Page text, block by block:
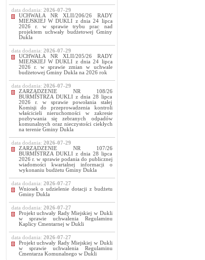
data dodania: 2026-07-29
UCHWAŁA NR XLII/206/26 RADY
MIEJSKIEJ W DUKLI z dnia 24 lipca
2026 r. w sprawie trybu prac nad
projektem uchwały budżetowej Gminy
Dukla
data dodania: 2026-07-29
UCHWAŁA NR XLII/205/26 RADY
MIEJSKIEJ W DUKLI z dnia 24 lipca
2026 r. w sprawie zmian w uchwale
budżetowej Gminy Dukla na 2026 rok
data dodania: 2026-07-29
ZARZĄDZENIE NR 108/26
BURMISTRZA DUKLI z dnia 28 lipca
2026 r. w sprawie powołania stałej
Komisji do przeprowadzenia kontroli
właścicieli nieruchomości w zakresie
pozbywania się zebranych odpadów
komunalnych oraz nieczystości ciekłych
na terenie Gminy Dukla
data dodania: 2026-07-29
ZARZĄDZENIE NR 107/26
BURMISTRZA DUKLI z dnia 28 lipca
2026 r. w sprawie podania do publicznej
wiadomości kwartalnej informacji o
wykonaniu budżetu Gminy Dukla
data dodania: 2026-07-27
Wniosek o udzielenie dotacji z budżetu
Gminy Dukla
data dodania: 2026-07-27
Projekt uchwały Rady Miejskiej w Dukli
w sprawie uchwalenia Regulaminu
Kaplicy Cmentarnej w Dukli
data dodania: 2026-07-27
Projekt uchwały Rady Miejskiej w Dukli
w sprawie uchwalenia Regulaminu
Cmentarza Komunalnego w Dukli